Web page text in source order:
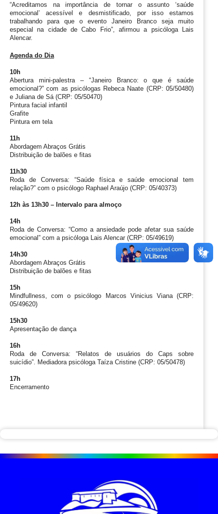
“Acreditamos na importância de tornar o assunto ‘saúde
emocional’ acessível e desmistificado, por isso estamos
trabalhando para que o evento Janeiro Branco seja muito
especial na cidade de Cabo Frio”, afirmou a psicóloga Lais
Alencar.
Agenda do Dia
10h
Abertura mini-palestra – “Janeiro Branco: o que é saúde
emocional?” com as psicólogas Rebeca Naate (CRP: 05/50480)
e Juliana de Sá (CRP: 05/50470)
Pintura facial infantil
Grafite
Pintura em tela
11h
Abordagem Abraços Grátis
Distribuição de balões e fitas
11h30
Roda de Conversa: “Saúde física e saúde emocional tem
relação?” com o psicólogo Raphael Araújo (CRP: 05/40373)
12h às 13h30 – Intervalo para almoço
14h
Roda de Conversa: “Como a ansiedade pode afetar sua saúde
emocional” com a psicóloga Lais Alencar (CRP: 05/49619)
14h30
Abordagem Abraços Grátis
Distribuição de balões e fitas
15h
Mindfullness, com o psicólogo Marcos Vinicius Viana (CRP:
05/49620)
15h30
Apresentação de dança
16h
Roda de Conversa: “Relatos de usuários do Caps sobre
suicídio”. Mediadora psicóloga Taíza Cristine (CRP: 05/50478)
17h
Encerramento